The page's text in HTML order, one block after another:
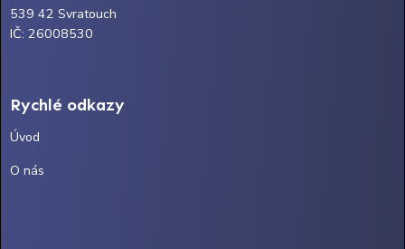
539 42 Svratouch
IČ: 26008530
Rychlé odkazy
Úvod
O nás